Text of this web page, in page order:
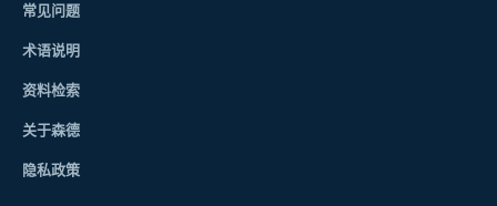
常见问题
术语说明
资料检索
关于森德
隐私政策